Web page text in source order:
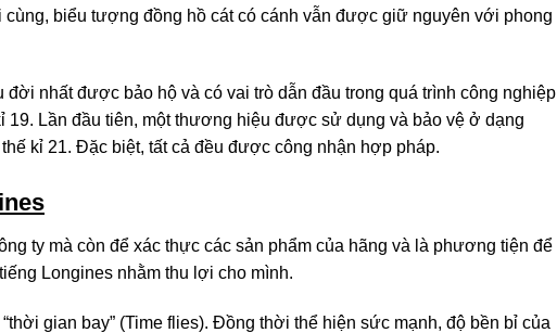
biểu tượng đồng hồ cát có cánh vẫn được giữ nguyên với phong
nhất được bảo hộ và có vai trò dẫn đầu trong quá trình công nghiệp
19. Lần đầu tiên, một thương hiệu được sử dụng và bảo vệ ở dạng
kỉ 21. Đặc biệt, tất cả đều được công nhận hợp pháp.
ty mà còn để xác thực các sản phẩm của hãng và là phương tiện để
Longines nhằm thu lợi cho mình.
gian bay” (Time flies). Đồng thời thể hiện sức mạnh, độ bền bỉ của